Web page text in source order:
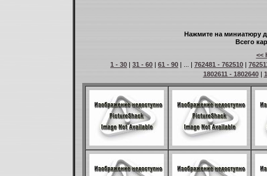
Нажмите на миниатюру
Всего
<<
1 - 30 | 31 - 60 | 61 - 90 | ... | 762481 - 762510 |
1802611 - 1802640|